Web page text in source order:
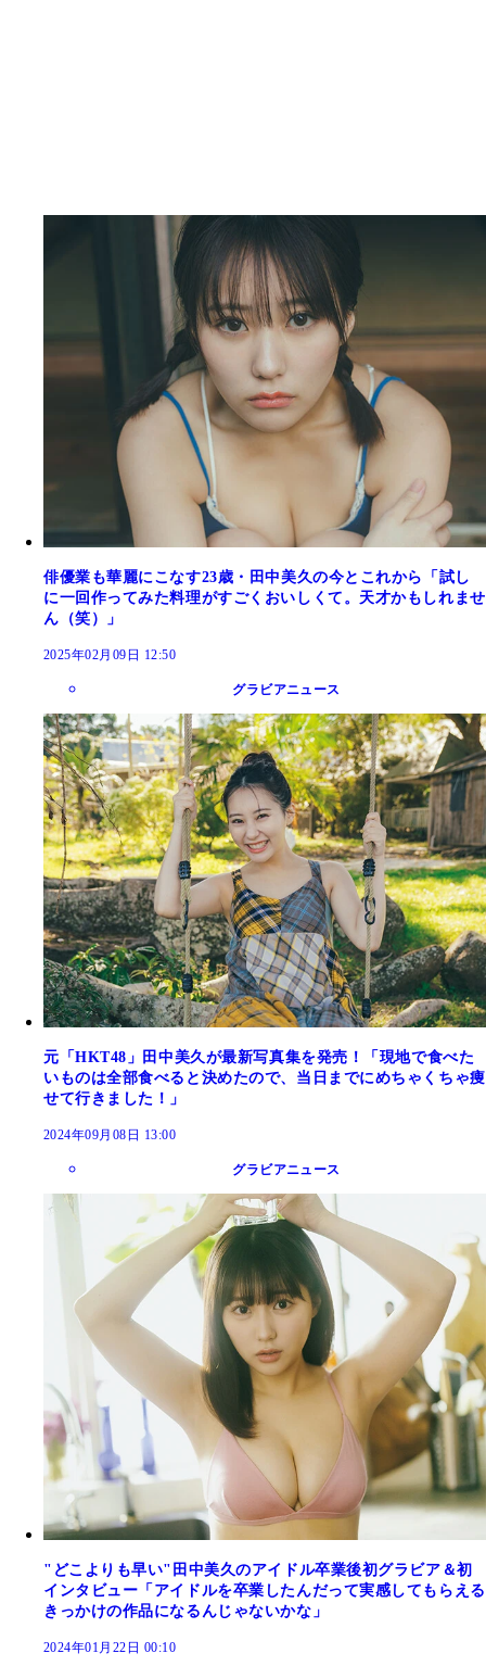
俳優業も華麗にこなす23歳・田中美久の今とこれから「試し
に一回作ってみた料理がすごくおいしくて。天才かもしれませ
ん（笑）」
2025年02月09日 12:50
グラビアニュース
元「HKT48」田中美久が最新写真集を発売！「現地で食べた
いものは全部食べると決めたので、当日までにめちゃくちゃ痩
せて行きました！」
2024年09月08日 13:00
グラビアニュース
"どこよりも早い"田中美久のアイドル卒業後初グラビア＆初
インタビュー「アイドルを卒業したんだって実感してもらえる
きっかけの作品になるんじゃないかな」
2024年01月22日 00:10